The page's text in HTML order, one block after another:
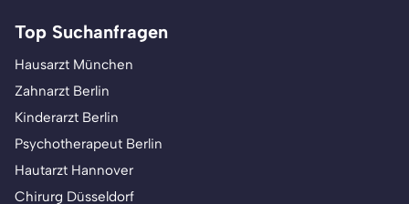
Top Suchanfragen
Hausarzt München
Zahnarzt Berlin
Kinderarzt Berlin
Psychotherapeut Berlin
Hautarzt Hannover
Chirurg Düsseldorf